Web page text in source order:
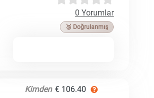
0 Yorumlar
🥉 Doğrulanmış
Kimden € 106.40